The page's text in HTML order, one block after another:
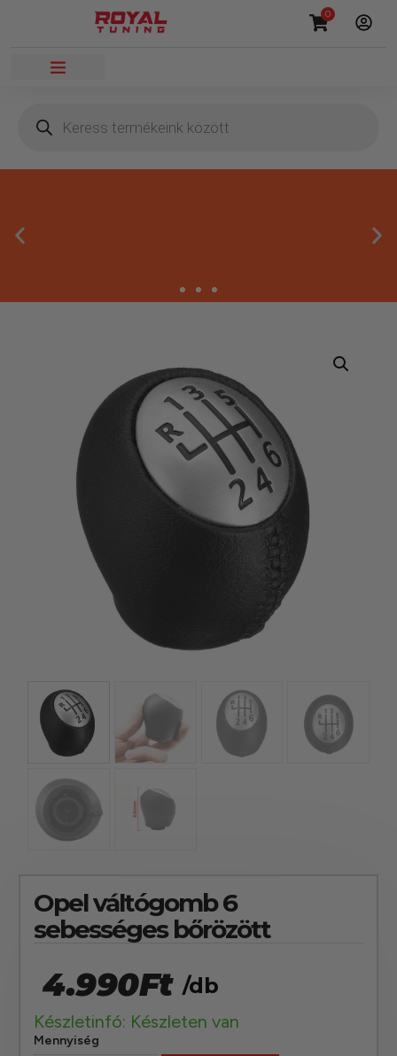
0
Másnapi kézbesítés
Gyors rendelésfeldolgozással segítünk, hogy hamar
kézhez kapd a csomagod.
Opel váltógomb 6
sebességes bőrözött
4.990Ft /db
Készletinfó: Készleten van
Mennyiség